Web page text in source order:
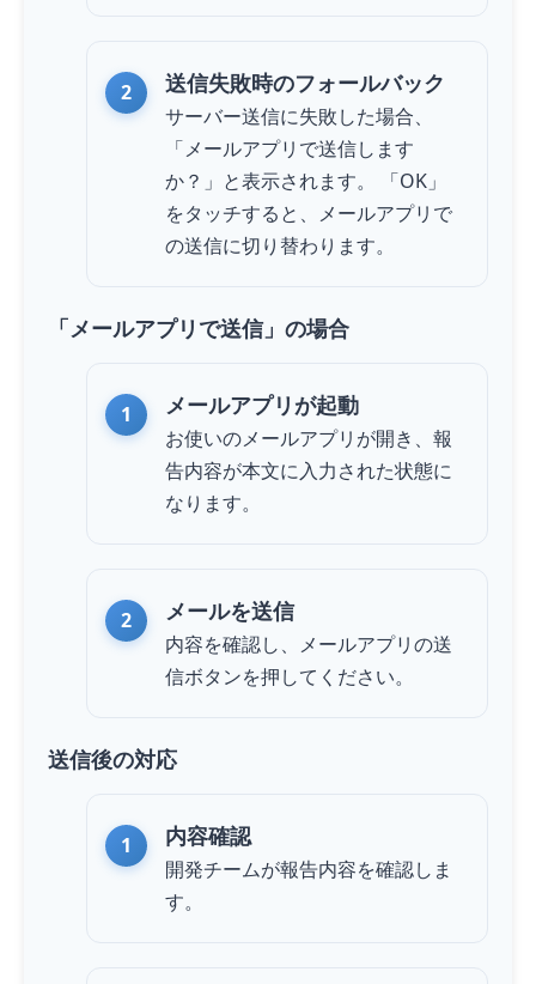
送信失敗時のフォールバック
サーバー送信に失敗した場合、
「メールアプリで送信します
か？」と表示されます。 「OK」
をタッチすると、メールアプリで
の送信に切り替わります。
「メールアプリで送信」の場合
メールアプリが起動
お使いのメールアプリが開き、報
告内容が本文に入力された状態に
なります。
メールを送信
内容を確認し、メールアプリの送
信ボタンを押してください。
送信後の対応
内容確認
開発チームが報告内容を確認しま
す。